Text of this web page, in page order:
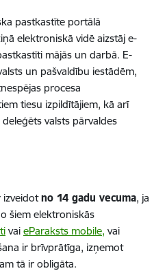
pastkastīte portālā
elektroniskā vidē aizstāj e-
mājās un darbā. E-
un pašvaldību iestādēm,
procesa
tiesu izpildītājiem, kā arī
valsts pārvaldes
izveidotno 14 gadu vecuma, ja
šiem elektroniskās
vai eParaksts mobile, vai
ir brīvprātīga, izņemot
tā ir obligāta.